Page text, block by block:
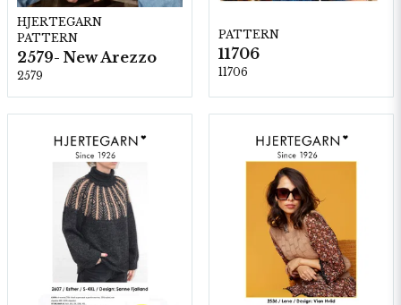
HJERTEGARN
PATTERN
2579- New Arezzo
2579
PATTERN
11706
11706